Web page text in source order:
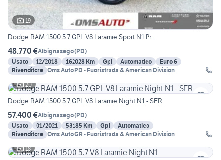
19
Dodge RAM 1500 5.7 GPL V8 Laramie Sport N1 Pr...
48.770 €Albignasego(PD)
Usato
12/2018 162028 Km Gpl Automatico
Euro 6
Rivenditore Oms Auto PD - Fuoristrada & American Division
20
Dodge RAM 1500 5.7 GPL V8 Laramie Night N1 - SER
57.400 €Albignasego(PD)
Usato
01/2021 53185 Km Gpl
Automatico
Rivenditore Oms Auto GR - Fuoristrada & American Division
18